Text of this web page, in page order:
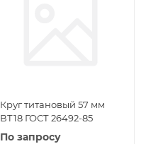
Круг титановый 57 мм
ВТ18 ГОСТ 26492-85
По запросу